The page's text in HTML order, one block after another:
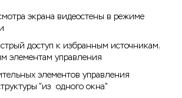
экрана видеостены в режиме
доступ к избранным источникам,
элементам управления
элементов управления
"из одного окна"